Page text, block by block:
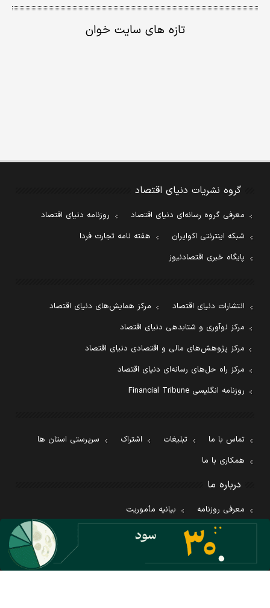
تازه های سایت خوان
گروه نشریات دنیای اقتصاد
معرفی گروه رسانه‌ای دنیای اقتصاد
روزنامه دنیای اقتصاد
شبکه اینترنتی اکوایران
هفته نامه تجارت فردا
پایگاه خبری اقتصادنیوز
انتشارات دنیای اقتصاد
مرکز همایش‌های دنیای اقتصاد
مرکز نوآوری و شتابدهی دنیای اقتصاد
مرکز پژوهش‌های مالی و اقتصادی دنیای اقتصاد
مرکز راه حل‌های رسانه‌ای دنیای اقتصاد
روزنامه انگلیسی Financial Tribune
تماس با ما تبلیغات اشتراک
سرپرستی استان ها
همکاری با ما
درباره ما
معرفی روزنامه
بیانیه مأموریت
آئین نامه اخلاق حرفه ای